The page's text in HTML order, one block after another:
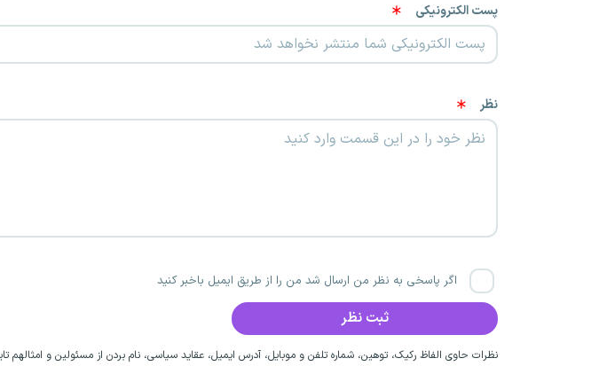
پست الکترونیکی
نظر
اگر پاسخی به نظر من ارسال شد من را از طریق ایمیل باخبر کنید
نظرات حاوی الفاظ رکیک، توهین، شماره تلفن و موبایل، آدرس ایمیل، عقاید سیاسی، نام بردن از مسئولین و امثالهم